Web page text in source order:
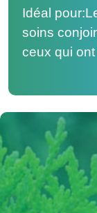
Idéal
soins
ceux qui